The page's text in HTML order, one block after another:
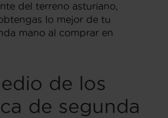
del terreno asturiano,
lo mejor de tu
mano al comprar en
de los
de segunda